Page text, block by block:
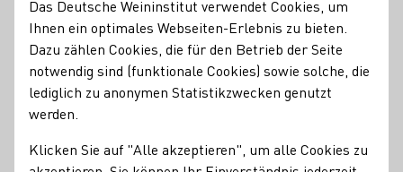
Weingut CRASS
Vinothek geöffnet Donnerstag, Freitag von 14.00-18.00 Uhr,
Samstag 11.00-18.00 Uhr
Das Deutsche Weininstitut verwendet Cookies, um
Ihnen ein optimales Webseiten-Erlebnis zu bieten.
Dazu zählen Cookies, die für den Betrieb der Seite
notwendig sind (funktionale Cookies) sowie solche, die
lediglich zu anonymen Statistikzwecken genutzt
werden.
Klicken Sie auf "Alle akzeptieren", um alle Cookies zu